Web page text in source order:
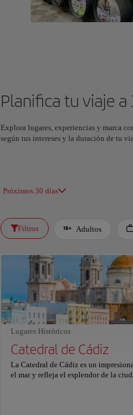
Planifica tu viaje a
Explora lugares, experiencias y marca
según tus intereses y la duración de tu
Próximos 30 días
Filtros Adultos
Lugares Históricos
Catedral de Cádiz
La Catedral de Cádiz es un
el mar y refleja el esplendor de la